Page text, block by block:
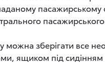
пасажирському
можна зберігати все
ящиком під сидінням